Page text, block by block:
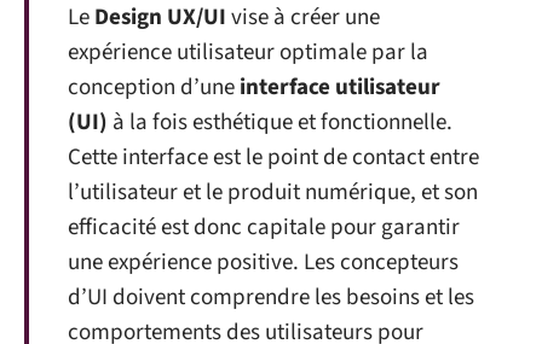
LeDesign UX/UIvise à créer une
expérience utilisateur optimale par la
conception d’uneinterface utilisateur
(UI) à la fois esthétique et fonctionnelle.
Cette interface est le point de contact entre
l’utilisateur et le produit numérique, et son
efficacité est donc capitale pour garantir
une expérience positive. Les concepteurs
d’UI doivent comprendre les besoins et les
comportements des utilisateurs pour